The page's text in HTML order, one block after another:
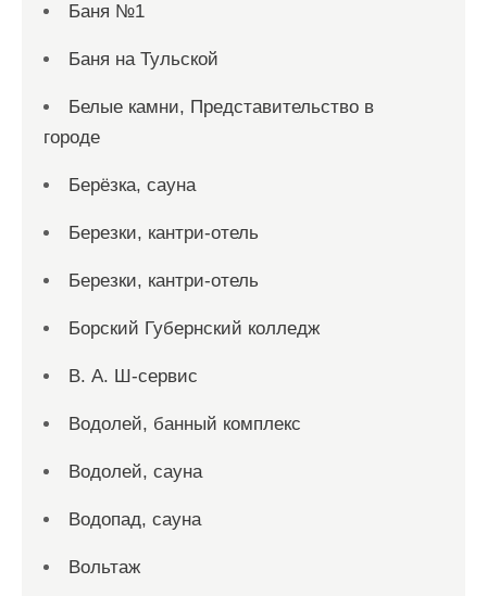
Баня №1
Баня на Тульской
Белые камни, Представительство в
городе
Берёзка, сауна
Березки, кантри-отель
Березки, кантри-отель
Борский Губернский колледж
В. А. Ш-сервис
Водолей, банный комплекс
Водолей, сауна
Водопад, сауна
Вольтаж